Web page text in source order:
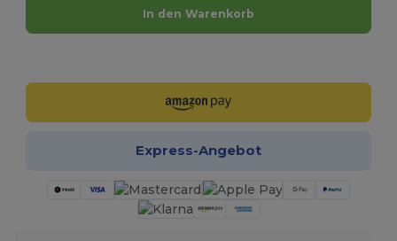
In den Warenkorb
Express-Angebot